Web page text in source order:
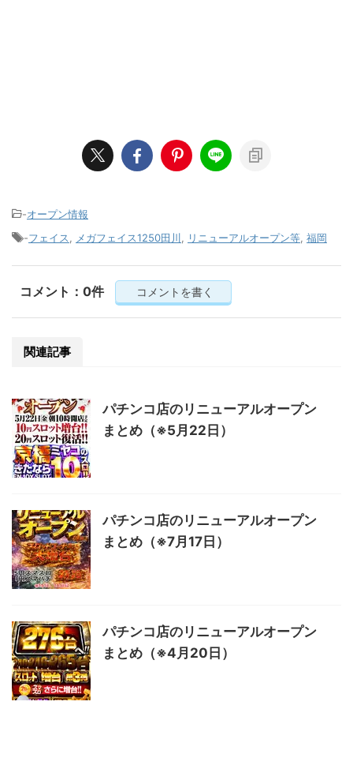
-オープン情報
-フェイス, メガフェイス1250田川, リニューアルオープン等, 福岡
コメント：0件 コメントを書く
関連記事
パチンコ店のリニューアルオープン
まとめ（※5月22日）
パチンコ店のリニューアルオープン
まとめ（※7月17日）
パチンコ店のリニューアルオープン
まとめ（※4月20日）